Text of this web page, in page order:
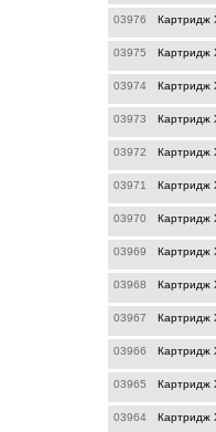
03976 Картридж
03975 Картридж
03974 Картридж
03973 Картридж
03972 Картридж
03971 Картридж
03970 Картридж
03969 Картридж
03968 Картридж
03967 Картридж
03966 Картридж
03965 Картридж
03964 Картридж